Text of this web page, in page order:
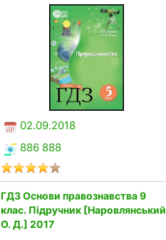
02.09.2018
886 888
ГДЗ Основи правознавства 9
клас. Підручник [Наровлянський
О. Д.] 2017